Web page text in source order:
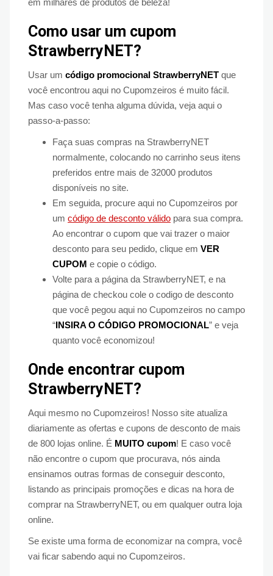
Como usar um cupom
StrawberryNET?
Usar um código promocional StrawberryNET que
você encontrou aqui no Cupomzeiros é muito fácil.
Mas caso você tenha alguma dúvida, veja aqui o
passo-a-passo:
Faça suas compras na StrawberryNET
normalmente, colocando no carrinho seus itens
preferidos entre mais de 32000 produtos
disponíveis no site.
Em seguida, procure aqui no Cupomzeiros por
um código de desconto válido para sua compra.
Ao encontrar o cupom que vai trazer o maior
desconto para seu pedido, clique em VER
CUPOM e copie o código.
Volte para a página da StrawberryNET, e na
página de checkou cole o codigo de desconto
que você pegou aqui no Cupomzeiros no campo
“INSIRA O CÓDIGO PROMOCIONAL” e veja
quanto você economizou!
Onde encontrar cupom
StrawberryNET?
Aqui mesmo no Cupomzeiros! Nosso site atualiza
diariamente as ofertas e cupons de desconto de mais
de 800 lojas online. É MUITO cupom! E caso você
não encontre o cupom que procurava, nós ainda
ensinamos outras formas de conseguir desconto,
listando as principais promoções e dicas na hora de
comprar na StrawberryNET, ou em qualquer outra loja
online.
Se existe uma forma de economizar na compra, você
vai ficar sabendo aqui no Cupomzeiros.